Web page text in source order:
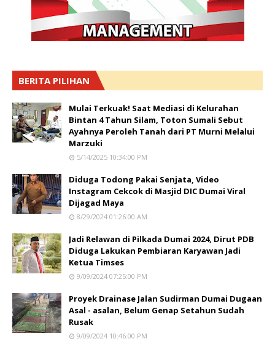
BERITA PILIHAN
Mulai Terkuak! Saat Mediasi di Kelurahan
Bintan 4 Tahun Silam, Toton Sumali Sebut
Ayahnya Peroleh Tanah dari PT Murni Melalui
Marzuki
5/14/2025 10:34:00 PM
Diduga Todong Pakai Senjata, Video
Instagram Cekcok di Masjid DIC Dumai Viral
Dijagad Maya
8/29/2024 01:26:00 AM
Jadi Relawan di Pilkada Dumai 2024, Dirut PDB
Diduga Lakukan Pembiaran Karyawan Jadi
Ketua Timses
9/09/2024 07:25:00 PM
Proyek Drainase Jalan Sudirman Dumai Dugaan
Asal - asalan, Belum Genap Setahun Sudah
Rusak
9/09/2024 10:46:00 PM